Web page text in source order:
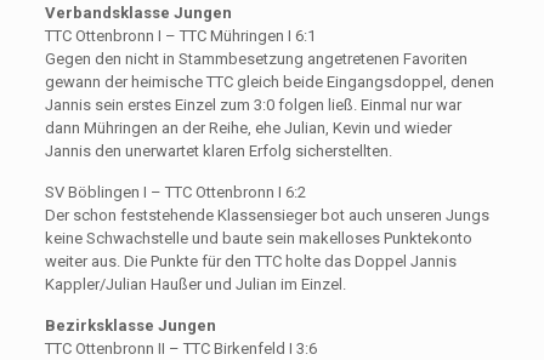
Verbandsklasse Jungen
TTC Ottenbronn I – TTC Mühringen I 6:1
Gegen den nicht in Stammbesetzung angetretenen Favoriten
gewann der heimische TTC gleich beide Eingangsdoppel, denen
Jannis sein erstes Einzel zum 3:0 folgen ließ. Einmal nur war
dann Mühringen an der Reihe, ehe Julian, Kevin und wieder
Jannis den unerwartet klaren Erfolg sicherstellten.
SV Böblingen I – TTC Ottenbronn I 6:2
Der schon feststehende Klassensieger bot auch unseren Jungs
keine Schwachstelle und baute sein makelloses Punktekonto
weiter aus. Die Punkte für den TTC holte das Doppel Jannis
Kappler/Julian Haußer und Julian im Einzel.
Bezirksklasse Jungen
TTC Ottenbronn II – TTC Birkenfeld I 3:6